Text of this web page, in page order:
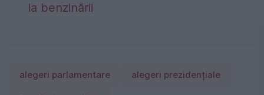
la benzinării
alegeri parlamentare alegeri prezidențiale